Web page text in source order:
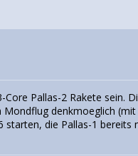
Pallas-2 Rakete sein.
denkmoeglich
die Pallas-1 bereits